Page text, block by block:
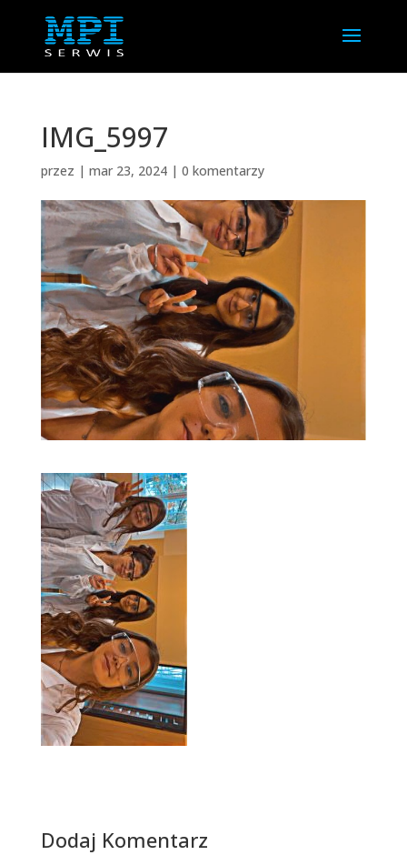
IMG_5997
przez | mar 23, 2024| 0 komentarzy
Dodaj Komentarz